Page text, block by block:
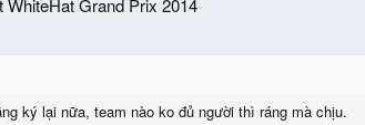
ký lại nữa, team nào ko đủ người thì ráng mà chịu.